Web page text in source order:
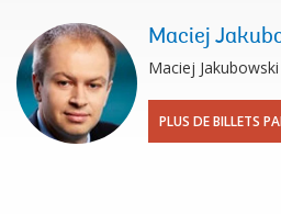
Maciej
Maciej Jakubowski
PLUS DE BILLETS